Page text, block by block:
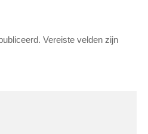
Vereiste velden zijn